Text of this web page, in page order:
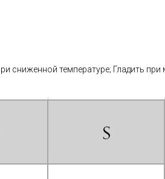
температуре; Гладить при